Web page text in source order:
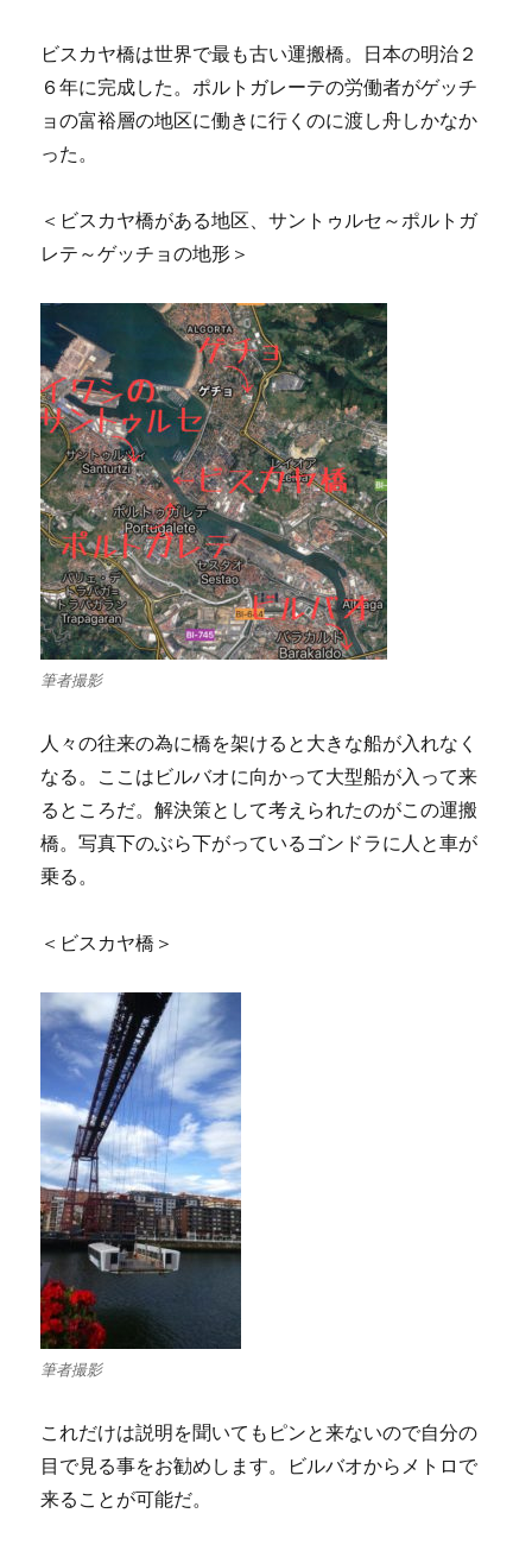
ビスカヤ橋は世界で最も古い運搬橋。日本の明治２
６年に完成した。ポルトガレーテの労働者がゲッチ
ョの富裕層の地区に働きに行くのに渡し舟しかなか
った。
＜ビスカヤ橋がある地区、サントゥルセ～ポルトガ
レテ～ゲッチョの地形＞
筆者撮影
人々の往来の為に橋を架けると大きな船が入れなく
なる。ここはビルバオに向かって大型船が入って来
るところだ。解決策として考えられたのがこの運搬
橋。写真下のぶら下がっているゴンドラに人と車が
乗る。
＜ビスカヤ橋＞
筆者撮影
これだけは説明を聞いてもピンと来ないので自分の
目で見る事をお勧めします。ビルバオからメトロで
来ることが可能だ。